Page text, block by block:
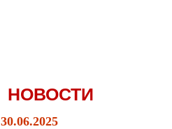
НОВОСТИ
30.06.2025